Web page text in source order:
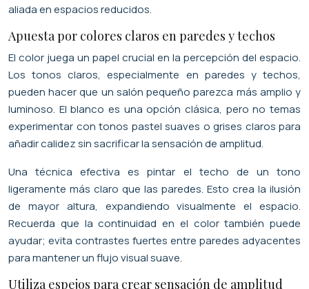
aliada en espacios reducidos.
Apuesta por colores claros en paredes y techos
El color juega un papel crucial en la percepción del espacio.
Los tonos claros, especialmente en paredes y techos,
pueden hacer que un salón pequeño parezca más amplio y
luminoso. El blanco es una opción clásica, pero no temas
experimentar con tonos pastel suaves o grises claros para
añadir calidez sin sacrificar la sensación de amplitud.
Una técnica efectiva es pintar el techo de un tono
ligeramente más claro que las paredes. Esto crea la ilusión
de mayor altura, expandiendo visualmente el espacio.
Recuerda que la continuidad en el color también puede
ayudar; evita contrastes fuertes entre paredes adyacentes
para mantener un flujo visual suave.
Utiliza espejos para crear sensación de amplitud